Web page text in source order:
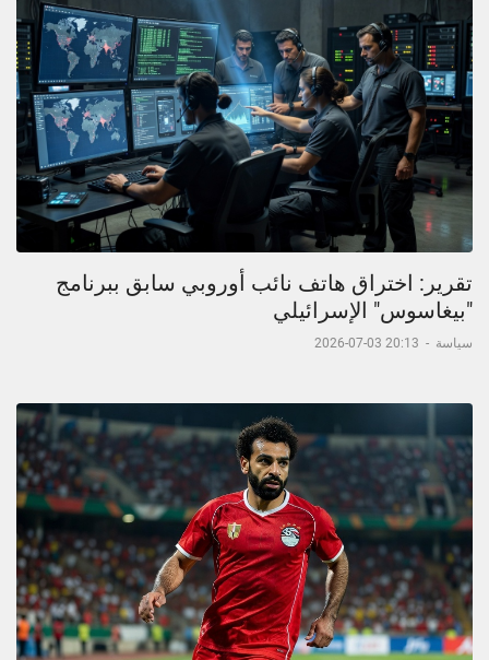
تقرير: اختراق هاتف نائب أوروبي سابق ببرنامج
"بيغاسوس" الإسرائيلي
سياسة -
20:13 03-07-2026